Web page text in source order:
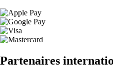
Partenaires